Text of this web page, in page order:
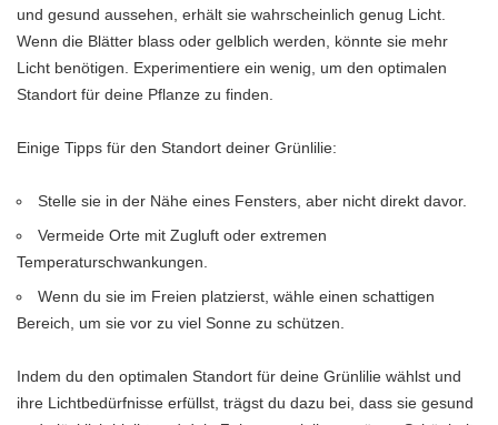
und gesund aussehen, erhält sie wahrscheinlich genug Licht.
Wenn die Blätter blass oder gelblich werden, könnte sie mehr
Licht benötigen. Experimentiere ein wenig, um den optimalen
Standort für deine Pflanze zu finden.
Einige Tipps für den Standort deiner Grünlilie:
Stelle sie in der Nähe eines Fensters, aber nicht direkt davor.
Vermeide Orte mit Zugluft oder extremen
Temperaturschwankungen.
Wenn du sie im Freien platzierst, wähle einen schattigen
Bereich, um sie vor zu viel Sonne zu schützen.
Indem du den optimalen Standort für deine Grünlilie wählst und
ihre Lichtbedürfnisse erfüllst, trägst du dazu bei, dass sie gesund